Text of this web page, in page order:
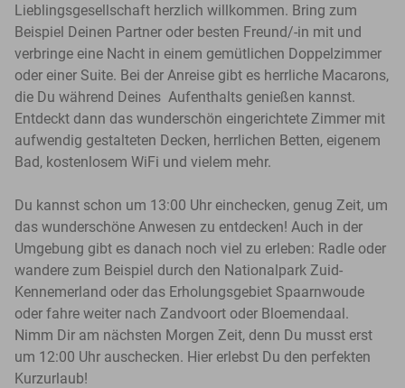
Lieblingsgesellschaft herzlich willkommen. Bring zum
Beispiel Deinen Partner oder besten Freund/-in mit und
verbringe eine Nacht in einem gemütlichen Doppelzimmer
oder einer Suite. Bei der Anreise gibt es herrliche Macarons,
die Du während Deines Aufenthalts genießen kannst.
Entdeckt dann das wunderschön eingerichtete Zimmer mit
aufwendig gestalteten Decken, herrlichen Betten, eigenem
Bad, kostenlosem WiFi und vielem mehr.
Du kannst schon um 13:00 Uhr einchecken, genug Zeit, um
das wunderschöne Anwesen zu entdecken! Auch in der
Umgebung gibt es danach noch viel zu erleben: Radle oder
wandere zum Beispiel durch den Nationalpark Zuid-
Kennemerland oder das Erholungsgebiet Spaarnwoude
oder fahre weiter nach Zandvoort oder Bloemendaal.
Nimm Dir am nächsten Morgen Zeit, denn Du musst erst
um 12:00 Uhr auschecken. Hier erlebst Du den perfekten
Kurzurlaub!